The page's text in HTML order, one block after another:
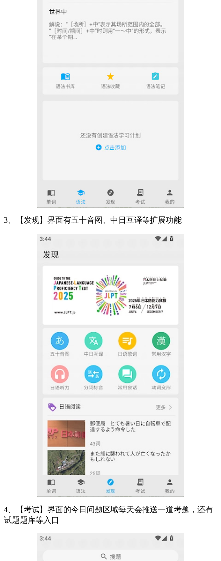
3、【发现】界面有五十音图、中日互译等扩展功能
4、【考试】界面的今日问题区域每天会推送一道考题，还有
试题题库等入口